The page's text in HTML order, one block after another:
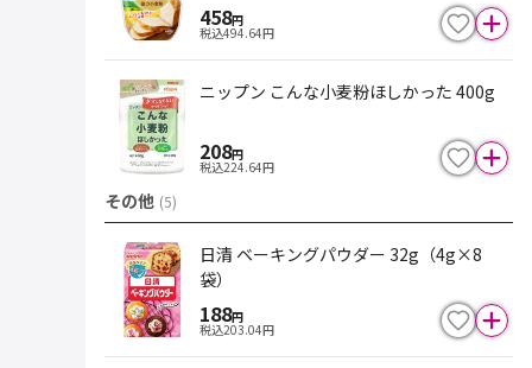
458円
税込494.64円
ニップン こんな小麦粉ほしかった 400g
208円
税込224.64円
その他 (5)
日清 ベーキングパウダー 32g（4g×8
袋）
188円
税込203.04円